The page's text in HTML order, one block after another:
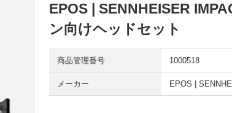
EPOS | SENNHEISER
ン向けヘッドセット
商品管理番号 1000518
メーカー EPOS |